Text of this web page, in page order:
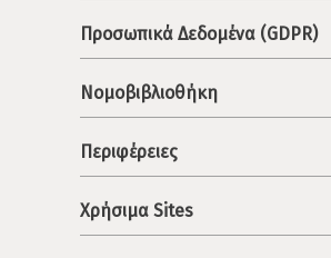
Προσωπικά Δεδομένα (GDPR)
Νομοβιβλιοθήκη
Περιφέρειες
Χρήσιμα Sites